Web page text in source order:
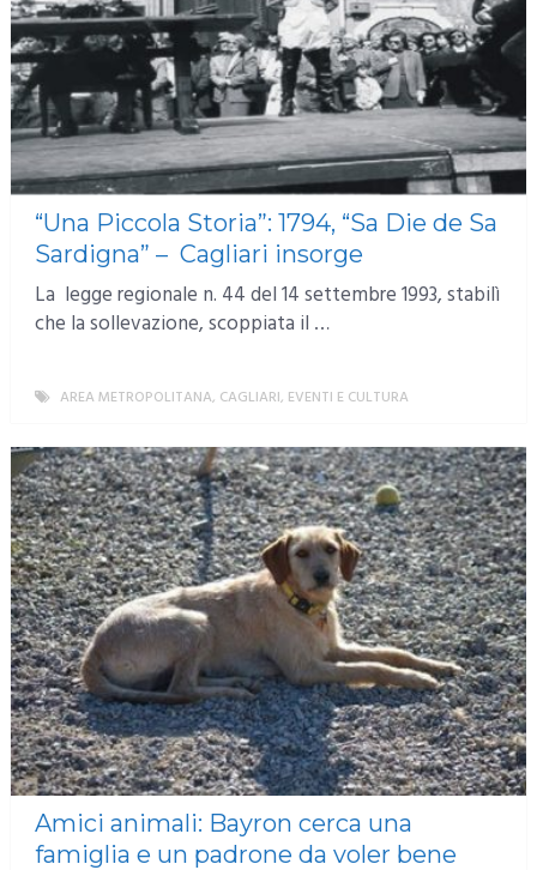
“Una Piccola Storia”: 1794, “Sa Die de Sa
Sardigna” – Cagliari insorge
La legge regionale n. 44 del 14 settembre 1993, stabilì
che la sollevazione, scoppiata il …
AREA METROPOLITANA, CAGLIARI, EVENTI E CULTURA
Amici animali: Bayron cerca una
famiglia e un padrone da voler bene